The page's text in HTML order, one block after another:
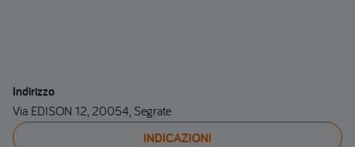
Indirizzo
Via EDISON 12, 20054, Segrate
INDICAZIONI